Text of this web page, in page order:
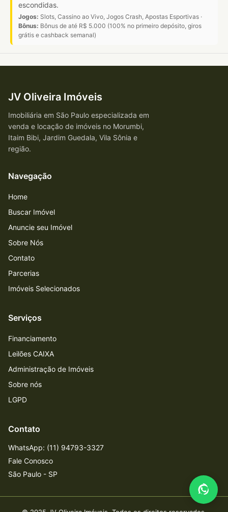
escondidas.
Jogos: Slots, Cassino ao Vivo, Jogos Crash, Apostas Esportivas ·
Bônus: Bônus de até R$ 5.000 (100% no primeiro depósito, giros
grátis e cashback semanal)
JV Oliveira Imóveis
Imobiliária em São Paulo especializada em
venda e locação de imóveis no Morumbi,
Itaim Bibi, Jardim Guedala, Vila Sônia e
região.
Navegação
Home
Buscar Imóvel
Anuncie seu Imóvel
Sobre Nós
Contato
Parcerias
Imóveis Selecionados
Serviços
Financiamento
Leilões CAIXA
Administração de Imóveis
Sobre nós
LGPD
Contato
WhatsApp: (11) 94793-3327
Fale Conosco
São Paulo - SP